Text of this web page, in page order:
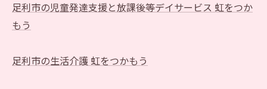
足利市の児童発達支援と放課後等デイサービス 虹をつか
もう
足利市の生活介護 虹をつかもう